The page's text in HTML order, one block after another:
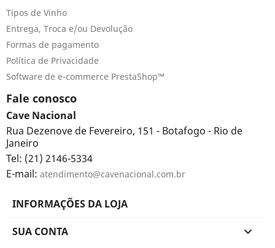
Tipos de Vinho
Entrega, Troca e/ou Devolução
Formas de pagamento
Política de Privacidade
Software de e-commerce PrestaShop™
Fale conosco
Cave Nacional
Rua Dezenove de Fevereiro, 151 - Botafogo - Rio de
Janeiro
Tel: (21) 2146-5334
E-mail: atendimento@cavenacional.com.br
INFORMAÇÕES DA LOJA
SUA CONTA
